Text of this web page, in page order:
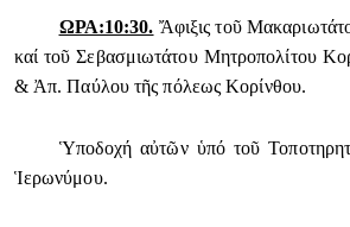
ΩΡΑ:10:30. Ἄφιξις τοῦ
καί τοῦ Σεβασμιωτάτου Μητροπολίτου
& Ἀπ. Παύλου τῆς πόλεως Κορίνθου.
Ὑποδοχή αὐτῶν ὑπό τοῦ
Ἱερωνύμου.